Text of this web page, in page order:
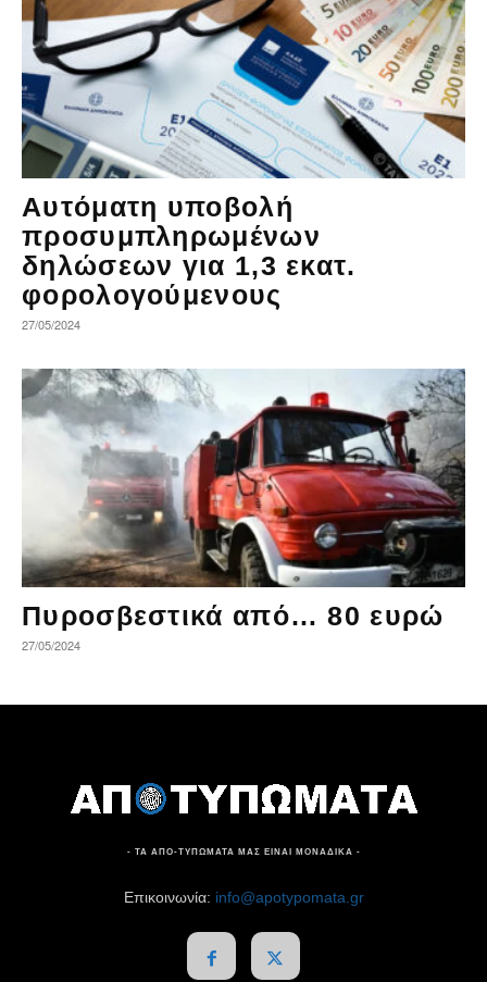
Αυτόματη υποβολή
προσυμπληρωμένων
δηλώσεων για 1,3 εκατ.
φορολογούμενους
27/05/2024
Πυροσβεστικά από… 80 ευρώ
27/05/2024
- ΤΑ ΑΠΟ-ΤΥΠΩΜΑΤΑ ΜΑΣ ΕΙΝΑΙ ΜΟΝΑΔΙΚΑ -
Επικοινωνία: info@apotypomata.gr